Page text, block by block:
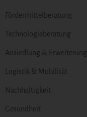
Fördermittelberatung
Technologieberatung
Ansiedlung & Erweiterung
Logistik & Mobilität
Nachhaltigkeit
Gesundheit